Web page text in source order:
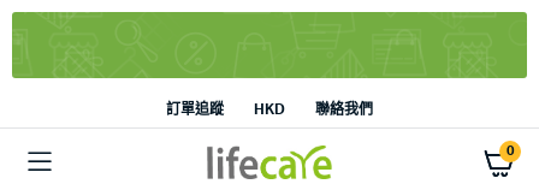
訂單追蹤 HKD 聯絡我們
0